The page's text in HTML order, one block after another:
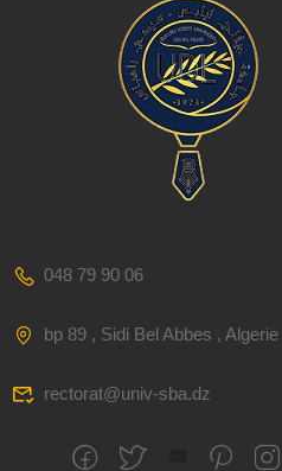
048 79 90 06
bp 89 , Sidi Bel Abbes , Algerie
rectorat@univ-sba.dz